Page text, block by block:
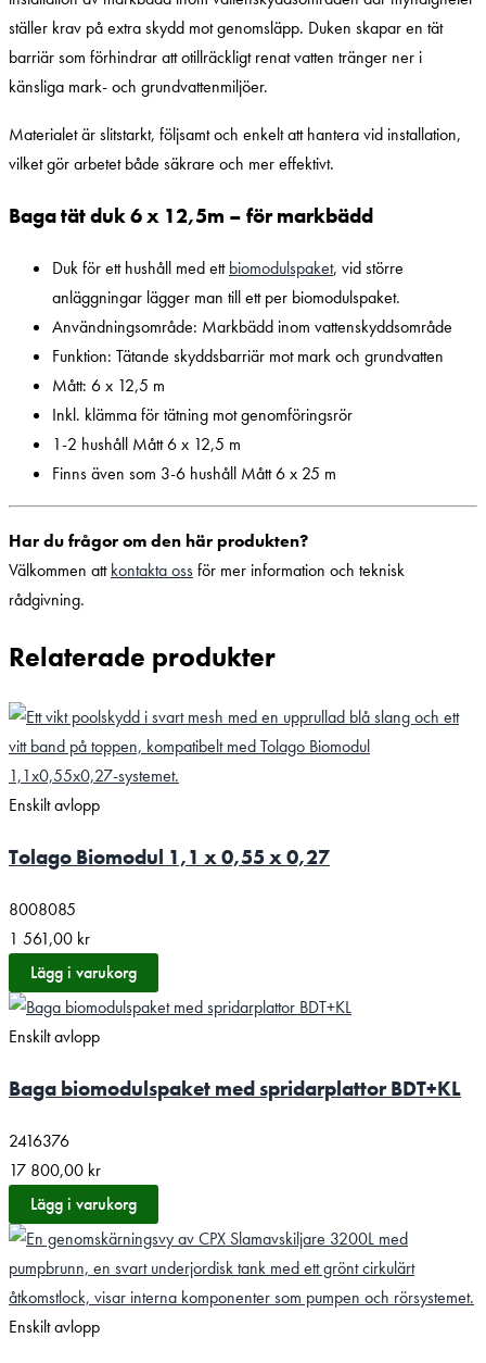
ställer krav på extra skydd mot genomsläpp. Duken skapar en tät
barriär som förhindrar att otillräckligt renat vatten tränger ner i
känsliga mark- och grundvattenmiljöer.
Materialet är slitstarkt, följsamt och enkelt att hantera vid installation,
vilket gör arbetet både säkrare och mer effektivt.
Baga tät duk 6 x 12,5m – för markbädd
Duk för ett hushåll med ettbiomodulspaket, vid större
anläggningar lägger man till ett per biomodulspaket.
Användningsområde: Markbädd inom vattenskyddsområde
Funktion: Tätande skyddsbarriär mot mark och grundvatten
Mått: 6 x 12,5 m
Inkl. klämma för tätning mot genomföringsrör
1-2 hushåll Mått 6 x 12,5 m
Finns även som 3-6 hushåll Mått 6 x 25 m
Har du frågor om den här produkten?
Välkommen attkontakta ossför mer information och teknisk
rådgivning.
Relaterade produkter
Enskilt avlopp
Tolago Biomodul 1,1 x 0,55 x 0,27
8008085
1 561,00 kr
Lägg i varukorg
Enskilt avlopp
Baga biomodulspaket med spridarplattor BDT+KL
2416376
17 800,00 kr
Lägg i varukorg
Enskilt avlopp